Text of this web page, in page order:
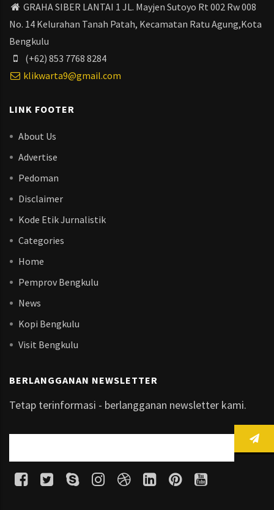
GRAHA SIBER LANTAI 1 JL. Mayjen Sutoyo Rt 002 Rw 008
No. 14 Kelurahan Tanah Patah, Kecamatan Ratu Agung,Kota
Bengkulu
(+62) 853 7768 8284
klikwarta9@gmail.com
LINK FOOTER
About Us
Advertise
Pedoman
Disclaimer
Kode Etik Jurnalistik
Categories
Home
Pemprov Bengkulu
News
Kopi Bengkulu
Visit Bengkulu
BERLANGGANAN NEWSLETTER
Tetap terinformasi - berlangganan newsletter kami.